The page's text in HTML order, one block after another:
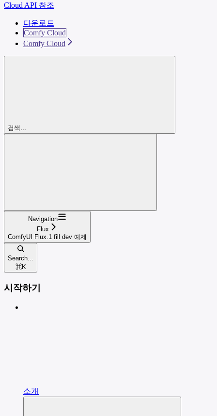
Cloud API 참조
다운로드
Comfy Cloud
Comfy Cloud
검색...
Navigation
Flux
ComfyUI Flux.1 fill dev 예제
Search...
⌘K
시작하기
소개